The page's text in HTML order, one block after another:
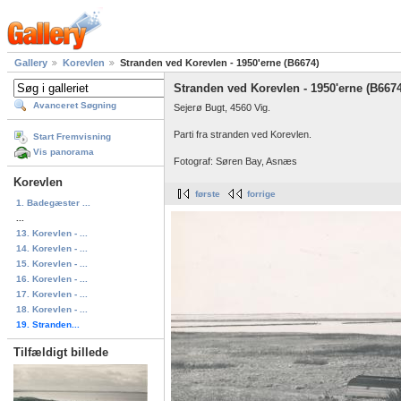
Gallery Korevlen Stranden ved Korevlen - 1950'erne (B6674)
Avanceret Søgning
Start Fremvisning
Vis panorama
Korevlen
1. Badegæster ...
13. Korevlen - ...
14. Korevlen - ...
15. Korevlen - ...
16. Korevlen - ...
17. Korevlen - ...
18. Korevlen - ...
19. Stranden...
Tilfældigt billede
Stranden ved Korevlen - 1950'erne
Sejerø Bugt, 4560 Vig.
Parti fra stranden ved Korevlen.
Fotograf: Søren Bay, Asnæs
første forrige